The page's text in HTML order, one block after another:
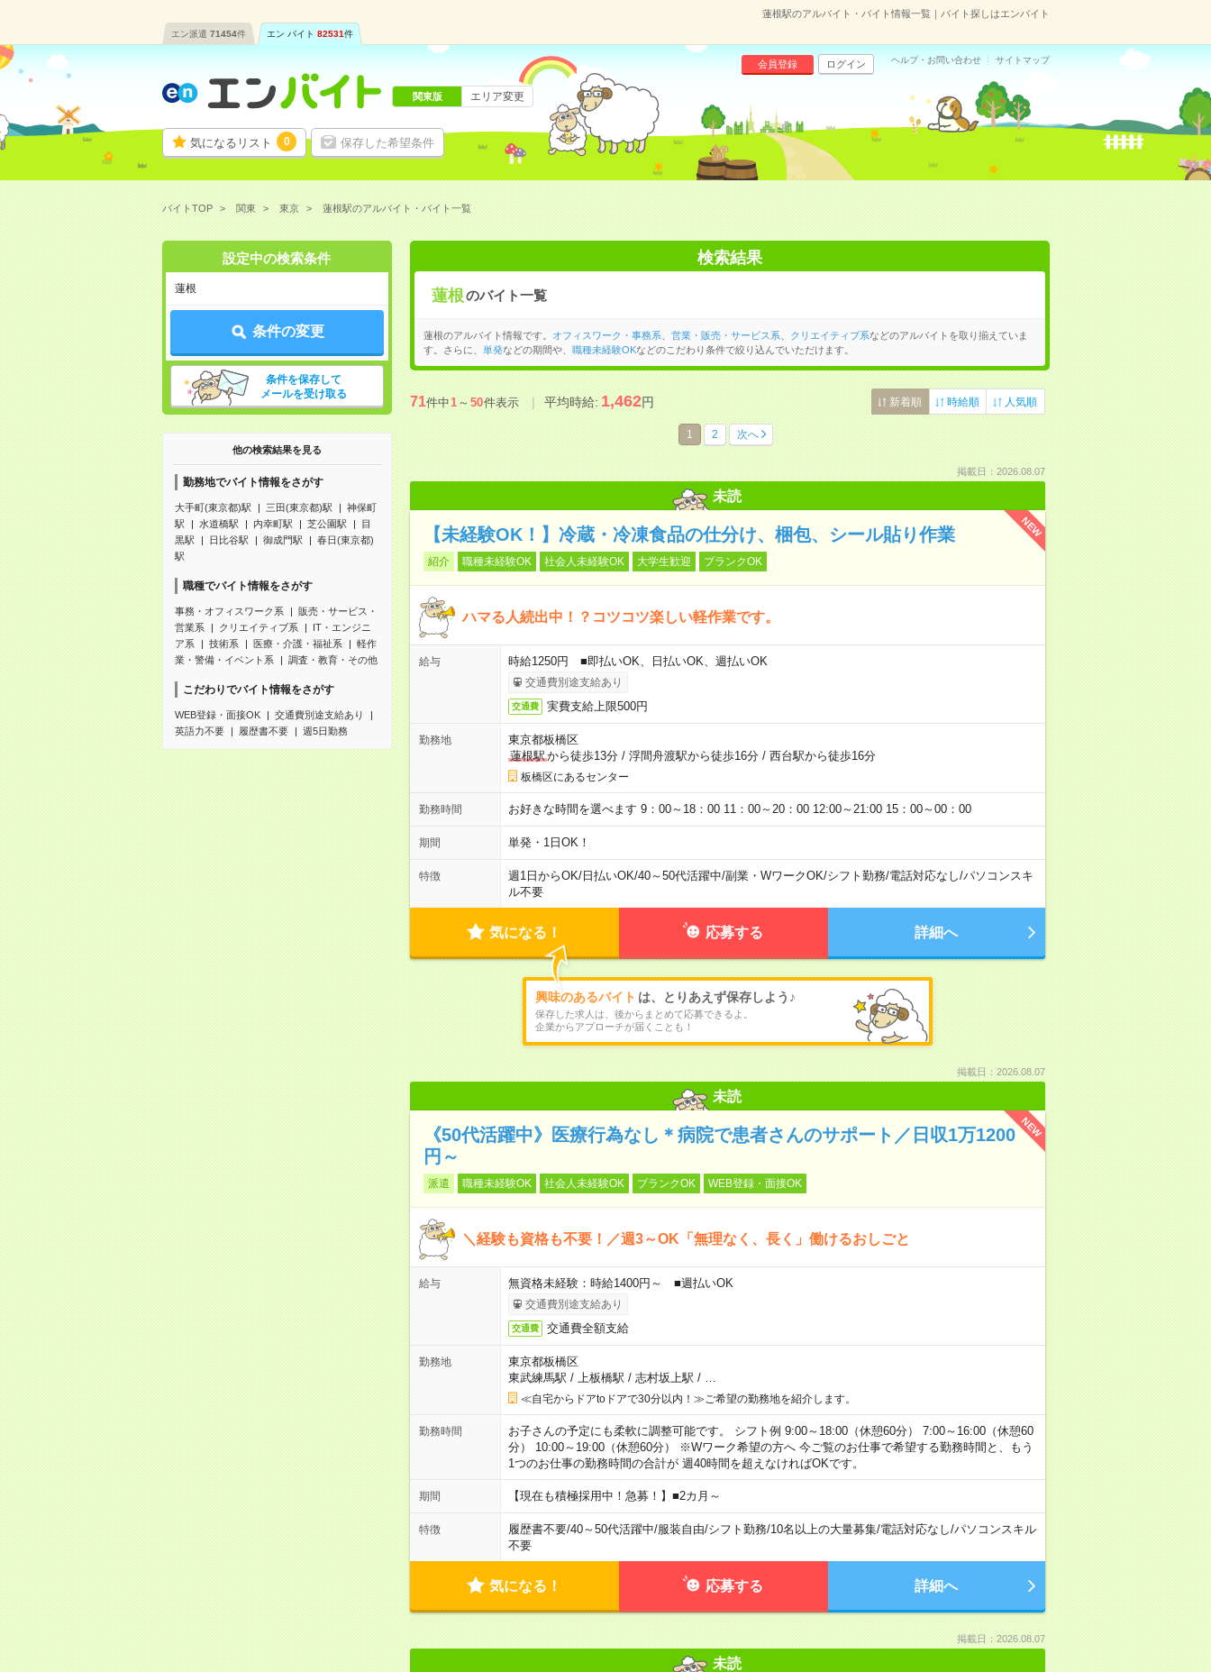
蓮根駅のアルバイト・バイト情報一覧｜バイト探しはエンバイト
エン派遣 71454件 エン バイト 82531件
気になるリスト 0 保存した希望条件
会員登録 ログイン ヘルプ・お問い合わせ サイトマップ
関東版 エリア変更
バイトTOP 関東 東京 蓮根駅のアルバイト・バイト一覧
設定中の検索条件
蓮根
条件の変更
条件を保存して
メールを受け取る
他の検索結果を見る
勤務地でバイト情報をさがす
大手町(東京都)駅 三田(東京都)駅
神保町
駅
水道橋駅 内幸町駅 芝公園駅
目
黒駅
日比谷駅 御成門駅
春日(東京都)
駅
職種でバイト情報をさがす
事務・オフィスワーク系
販売・サービス・
営業系
クリエイティブ系
IT・エンジニ
ア系
技術系 医療・介護・福祉系
軽作
業・警備・イベント系
調査・教育・その他
こだわりでバイト情報をさがす
WEB登録・面接OK
交通費別途支給あり
英語力不要
履歴書不要 週5日勤務
検索結果
蓮根のバイト一覧
蓮根のアルバイト情報です。 オフィスワーク・事務系 営業・販売・サービス系 クリエイティブ系などのアルバイトを取り揃えていま
す。さらに、
単発などの期間や、 職種未経験OKなどのこだわり条件で絞り込んでいただけます。
71件中1～50件表示 平均時給:1,462円 新着順 時給順 人気順
1 2 次へ
掲載日：2026.08.07
未読
NEW
【未経験OK！】冷蔵・冷凍食品の仕分け、梱包、シール貼り作業
紹介 職種未経験OK 社会人未経験OK 大学生歓迎 ブランクOK
ハマる人続出中！？コツコツ楽しい軽作業です。
給与 時給1250円 ■即払いOK、日払いOK、週払いOK
交通費別途支給あり
交通費 実費支給上限500円
勤務地
東京都板橋区
蓮根駅から徒歩13分/ 浮間舟渡駅から徒歩16分/ 西台駅から徒歩16分
板橋区にあるセンター
勤務時間 お好きな時間を選べます 9：00～18：00 11：00～20：00 12:00～21:00 15：00～00：00
期間 単発・1日OK！
特徴 週1日からOK/日払いOK/40～50代活躍中/副業・WワークOK/シフト勤務/電話対応なし/パソコンスキ
ル不要
気になる！ 応募する 詳細へ
興味のあるバイト は、とりあえず保存しよう♪
保存した求人は、後からまとめて応募できるよ。
企業からアプローチが届くことも！
掲載日：2026.08.07
未読
NEW
《50代活躍中》医療行為なし＊病院で患者さんのサポート／日収1万1200
円～
派遣 職種未経験OK 社会人未経験OK ブランクOK WEB登録・面接OK
＼経験も資格も不要！／週3～OK「無理なく、長く」働けるおしごと
給与 無資格未経験：時給1400円～ ■週払いOK
交通費別途支給あり
交通費 交通費全額支給
勤務地
東京都板橋区
東武練馬駅 / 上板橋駅 / 志村坂上駅 /
≪自宅からドアtoドアで30分以内！≫ご希望の勤務地を紹介します。
勤務時間
お子さんの予定にも柔軟に調整可能です。 シフト例 9:00～18:00（休憩60分） 7:00～16:00（休憩60
分） 10:00～19:00（休憩60分） ※Wワーク希望の方へ 今ご覧のお仕事で希望する勤務時間と、もう
1つのお仕事の勤務時間の合計が 週40時間を超えなければOKです。
期間 【現在も積極採用中！急募！】■2カ月～
特徴 履歴書不要/40～50代活躍中/服装自由/シフト勤務/10名以上の大量募集/電話対応なし/パソコンスキル
不要
気になる！ 応募する 詳細へ
掲載日：2026.08.07
未読